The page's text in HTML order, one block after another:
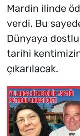
Mardin ilinde
verdi. Bu
Dünyaya
tarihi
çıkarılacak.